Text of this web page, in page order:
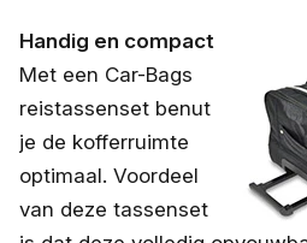
Handig en compact
Met een Car-Bags
reistassenset benut
je de kofferruimte
optimaal. Voordeel
van deze tassenset